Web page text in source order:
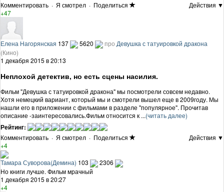
Комментировать · Я смотрел · Поделиться
Действия ▼
+47
Елена Нагорянская 137 5620 про Девушка с татуировкой дракона
(Кино)
1 декабря 2015 в 20:13
Неплохой детектив, но есть сцены насилия.
Фильм "Девушка с татуировкой дракона" мы посмотрели совсем недавно.
Хотя немецкий вариант, который мы и смотрели вышел еще в 2009году. Мы
нашли его в приложении с фильмами в разделе "популярное". Прочитав
описание -заинтересовались.Фильм относится к ...(читать далее)
Рейтинг:
Комментировать · Я смотрел · Поделиться
Действия ▼
+4
Тамара Суворова(Демина) 103
2306
Но книги лучше. Фильм мрачный
1 декабря 2015 в 20:27
+4